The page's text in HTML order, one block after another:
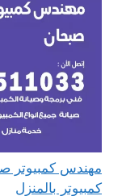
كمبيوتر بالمنزل